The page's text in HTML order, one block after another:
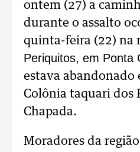
ontem (27) a
durante o assalto
quinta-feira (22) na
Periquitos, em Ponta
estava abandonado
Colônia taquari dos
Chapada.
Moradores da